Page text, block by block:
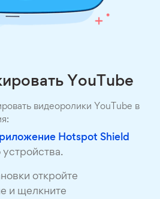
YouTube
видеоролики YouTube в
Hotspot Shield
откройте
и щелкните